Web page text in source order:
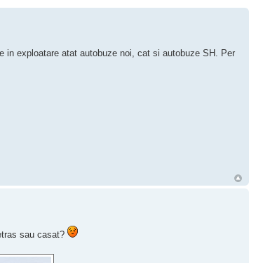
in exploatare atat autobuze noi, cat si autobuze SH. Per
sau casat?